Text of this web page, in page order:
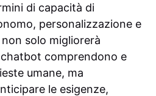
di capacità di
personalizzazione e
solo migliorerà
chatbot comprendono e
umane, ma
le esigenze,